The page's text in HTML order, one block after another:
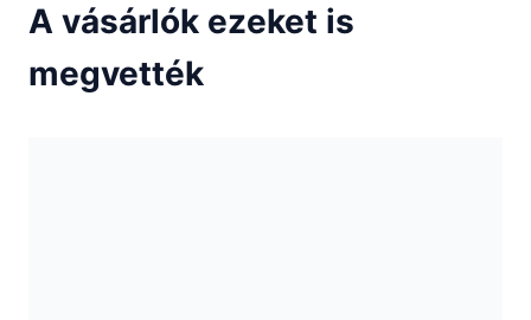
A vásárlók ezeket is
megvették